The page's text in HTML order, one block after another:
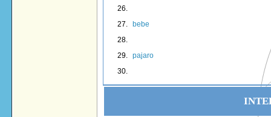
bebe
pajaro